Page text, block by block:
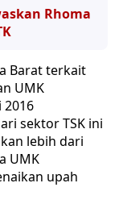
Rhoma
Barat terkait
UMK
2016
sektor TSK ini
lebih dari
UMK
upah